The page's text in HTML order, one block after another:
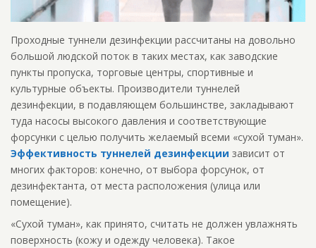
Проходные туннели дезинфекции рассчитаны на довольно
большой людской поток в таких местах, как заводские
пункты пропуска, торговые центры, спортивные и
культурные объекты. Производители туннелей
дезинфекции, в подавляющем большинстве, закладывают
туда насосы высокого давления и соответствующие
форсунки с целью получить желаемый всеми «сухой туман».
Эффективность туннелей дезинфекции зависит от
многих факторов: конечно, от выбора форсунок, от
дезинфектанта, от места расположения (улица или
помещение).
«Сухой туман», как принято, считать не должен увлажнять
поверхность (кожу и одежду человека). Такое